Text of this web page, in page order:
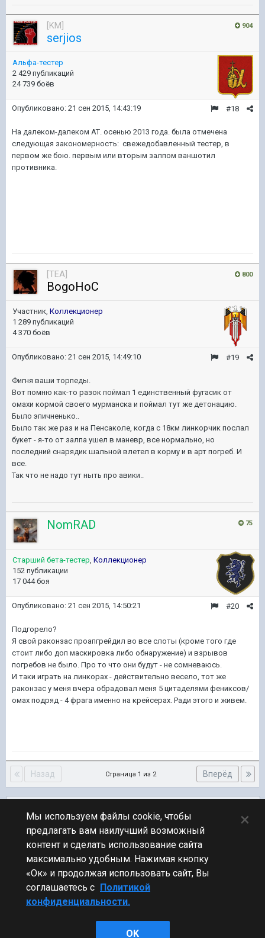
904
[KM]
serjios
Альфа-тестер
2 429 публикаций
24 739 боёв
#18
Опубликовано: 21 сен 2015, 14:43:19
На далеком-далеком АТ. осенью 2013 года. была отмечена
следующая закономерность: свежедобавленный тестер, в
первом же бою. первым или вторым залпом ваншотил
противника.
800
[TEA]
BogoHoC
Участник, Коллекционер
1 289 публикаций
4 370 боёв
#19
Опубликовано: 21 сен 2015, 14:49:10
Фигня ваши торпеды.
Вот помню как-то разок поймал 1 единственный фугасик от
омахи кормой своего мурманска и поймал тут же детонацию.
Было эпичненько..
Было так же раз и на Пенсаколе, когда с 18км линкорчик послал
букет - я-то от залпа ушел в маневр, все нормально, но
последний снарядик шальной влетел в корму и в арт погреб. И
все.
Так что не надо тут ныть про авики..
75
NomRAD
Старший бета-тестер, Коллекционер
152 публикации
17 044 боя
#20
Опубликовано: 21 сен 2015, 14:50:21
Подгорело?
Я свой раконзас проапгрейдил во все слоты (кроме того где
стоит либо доп маскировка либо обнаружение) и взрывов
погребов не было. Про то что они будут - не сомневаюсь.
И таки играть на линкорах - действительно весело, тот же
раконзас у меня вчера обрадовал меня 5 цитаделями фениксов/
омах подряд - 4 фрага именно на крейсерах. Ради этого и живем.
Назад Вперёд
Страница 1 из 2
ПЕРЕЙТИ К СПИСКУ ТЕМ
Обсуждение Мира Кораблей
Стиль
Мы используем файлы cookie, чтобы
предлагать вам наилучший возможный
контент и сделать использование сайта
максимально удобным. Нажимая кнопку
«Ок» и продолжая использовать сайт, Вы
соглашаетесь с Политикой
конфиденциальности.
OK
×